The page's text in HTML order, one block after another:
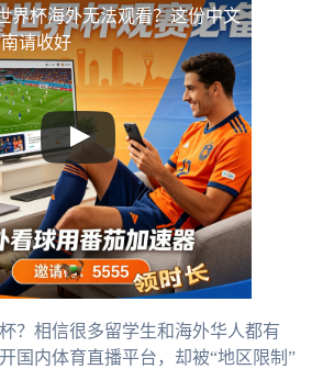
界杯海外无法观看？这份中文
请收好
？相信很多留学生和海外华人都有
国内体育直播平台，却被“地区限制”